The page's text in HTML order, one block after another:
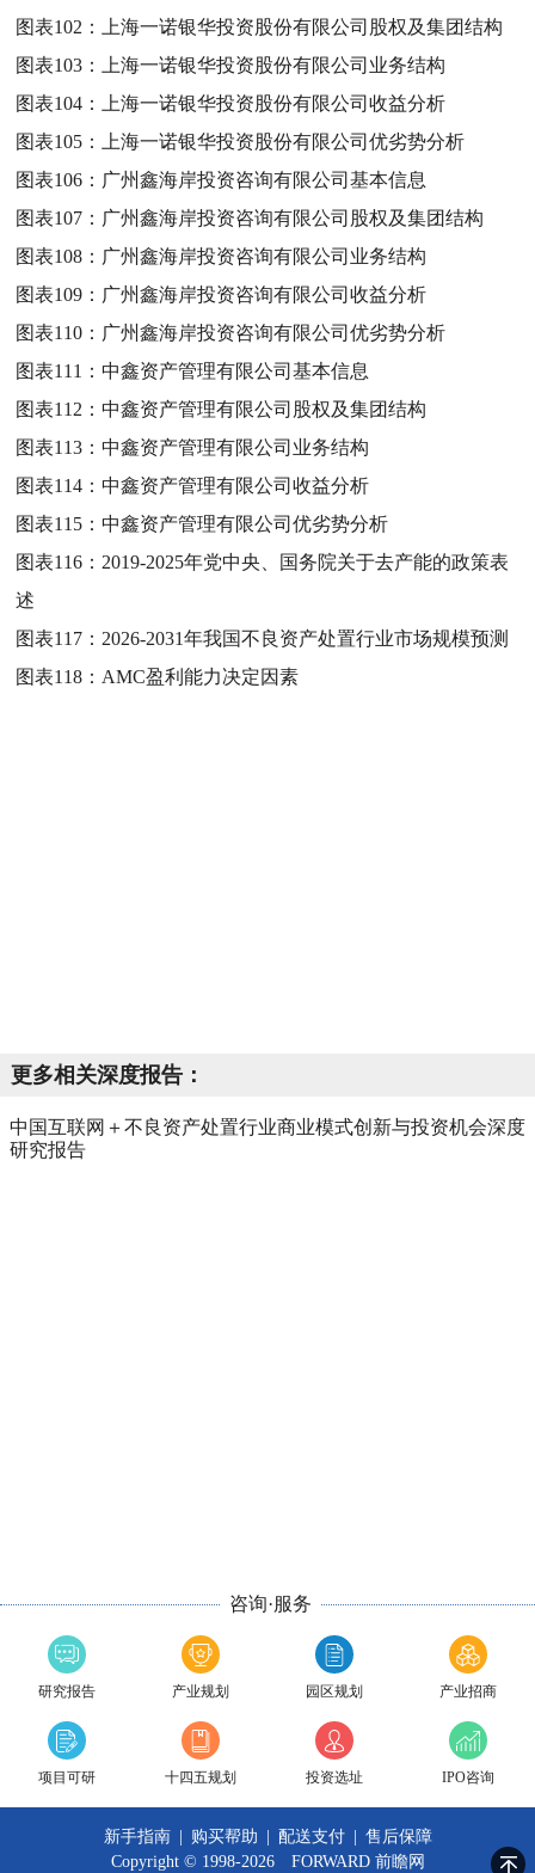
图表102：
上海一诺银华投资股份有限公司股权及集团结构
图表103：
上海一诺银华投资股份有限公司业务结构
图表104：
上海一诺银华投资股份有限公司收益分析
图表105：
上海一诺银华投资股份有限公司优劣势分析
图表106： 广州鑫海岸投资咨询有限公司基本信息
图表107： 广州鑫海岸投资咨询有限公司股权及集团结构
图表108： 广州鑫海岸投资咨询有限公司业务结构
图表109： 广州鑫海岸投资咨询有限公司收益分析
图表110： 广州鑫海岸投资咨询有限公司优劣势分析
图表111：中鑫资产管理有限公司基本信息
图表112：中鑫资产管理有限公司股权及集团结构
图表113：中鑫资产管理有限公司业务结构
图表114：中鑫资产管理有限公司收益分析
图表115：中鑫资产管理有限公司优劣势分析
图表116： 2019-2025年党中央、国务院关于去产能的政策表
述
图表117： 2026-2031年我国不良资产处置行业市场规模预测
图表118： AMC盈利能力决定因素
更多相关深度报告：
中国互联网＋不良资产处置行业商业模式创新与投资机会深度
研究报告
咨询·服务
研究报告 产业规划 园区规划 产业招商
项目可研 十四五规划 投资选址 IPO咨询
新手指南 购买帮助 配送支付
售后保障
Copyright © 1998-2026 FORWARD 前瞻网